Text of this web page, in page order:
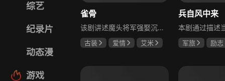
综艺
纪录片
动态漫
游戏
雀骨
该剧讲述魔头将军强娶沉迷机关术的财迷假千金，两人从契约夫妻起步，在生死局中互扒马甲，爱意与杀意交织共生。过程中他们揭露朝堂阴谋，破解生死乱局，最终共同守护家国太平，融合了权谋、爱情、冒险等多重元素，情节跌宕起伏。
古装 爱情
艾米
兵自风中来
军旅
励志